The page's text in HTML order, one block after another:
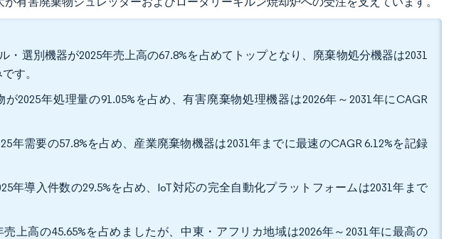
・選別機器が2025年売上高の67.8%を占めてトップとなり、廃棄物処分機器は2031
す。
2025年処理量の91.05%を占め、有害廃棄物処理機器は2026年～2031年にCAGR
年需要の57.8%を占め、産業廃棄物機器は2031年までに最速のCAGR 6.12%を記録
年導入件数の29.5%を占め、IoT対応の完全自動化プラットフォームは2031年まで
上高の45.65%を占めましたが、中東・アフリカ地域は2026年～2031年に最高の